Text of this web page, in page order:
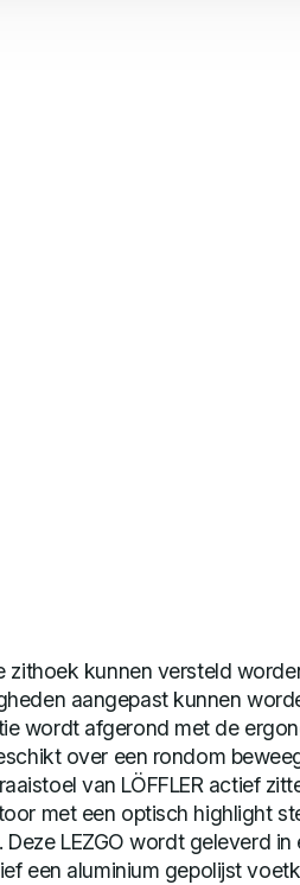
zithoek kunnen versteld
aangepast kunnen
wordt afgerond met de
over een rondom
van LÖFFLER actief
met een optisch highlight
LEZGO wordt geleverd in
een aluminium gepolijst